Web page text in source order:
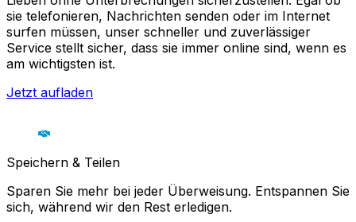
sie telefonieren, Nachrichten senden oder im Internet
surfen müssen, unser schneller und zuverlässiger
Service stellt sicher, dass sie immer online sind, wenn es
am wichtigsten ist.
Jetzt aufladen
Speichern & Teilen
Sparen Sie mehr bei jeder Überweisung. Entspannen Sie
sich, während wir den Rest erledigen.